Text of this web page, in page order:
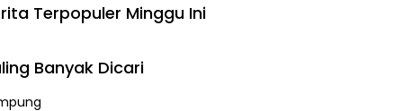
Terpopuler Minggu Ini
Banyak Dicari